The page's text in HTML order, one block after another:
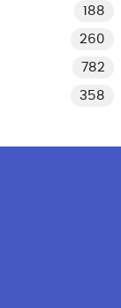
188
260
782
358